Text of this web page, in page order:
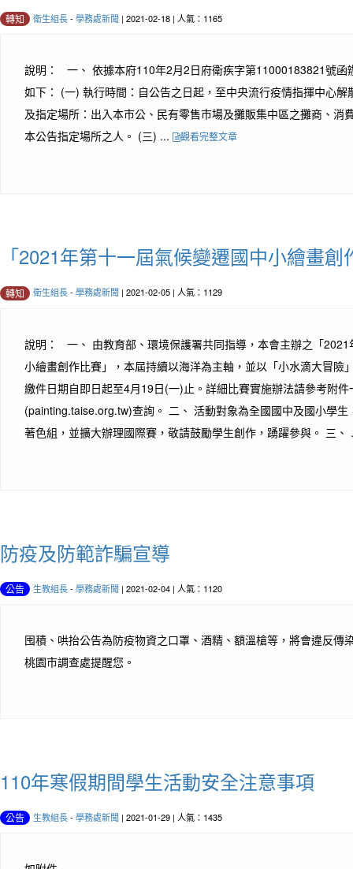
轉知 衛生組長- 學務處新聞 | 2021-02-18 | 人氣：1165
說明： 一、 依據本府110年2月2日府衛疾字第11000183821號函
如下： (一) 執行時間：自公告之日起，至中央流行疫情指揮中心
及指定場所：出入本市公、民有零售市場及攤販集中區之攤商、消
本公告指定場所之人。 (三) ...
觀看完整文章
「2021年第十一屆氣候變遷國中小繪畫
轉知 衛生組長- 學務處新聞 | 2021-02-05 | 人氣：1129
說明： 一、 由教育部、環境保護署共同指導，本會主辦之「2021
小繪畫創作比賽」，本屆持續以海洋為主軸，並以「小水滴大冒險
繳件日期自即日起至4月19日(一)止。詳細比賽實施辦法請參考附
(painting.taise.org.tw)查詢。 二、 活動對象為全國國中及國小學
著色組，並擴大辦理國際賽，敬請鼓勵學生創作，踴躍參與。 三
防疫及防範詐騙宣導
公告 生教組長- 學務處新聞 | 2021-02-04 | 人氣：1120
囤積、哄抬公告為防疫物資之口罩、酒精、額溫槍等，將會違反傳
桃園市調查處提醒您。
110年寒假期間學生活動安全注意事項
公告 生教組長- 學務處新聞 | 2021-01-29 | 人氣：1435